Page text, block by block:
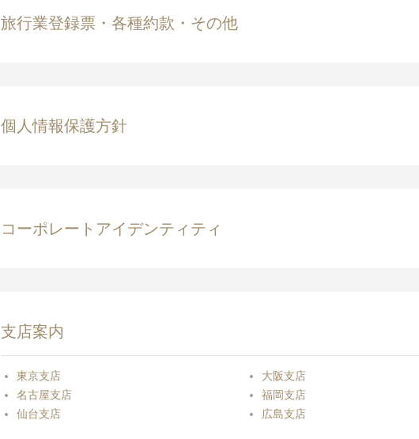
旅行業登録票・各種約款・その他
個人情報保護方針
コーポレートアイデンティティ
支店案内
東京支店
大阪支店
名古屋支店
福岡支店
仙台支店
広島支店